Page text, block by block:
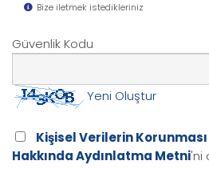
Bize iletmek istedikleriniz
Güvenlik Kodu
Yeni Oluştur
Kişisel Verilerin
Hakkında Aydınlatma Metni'ni